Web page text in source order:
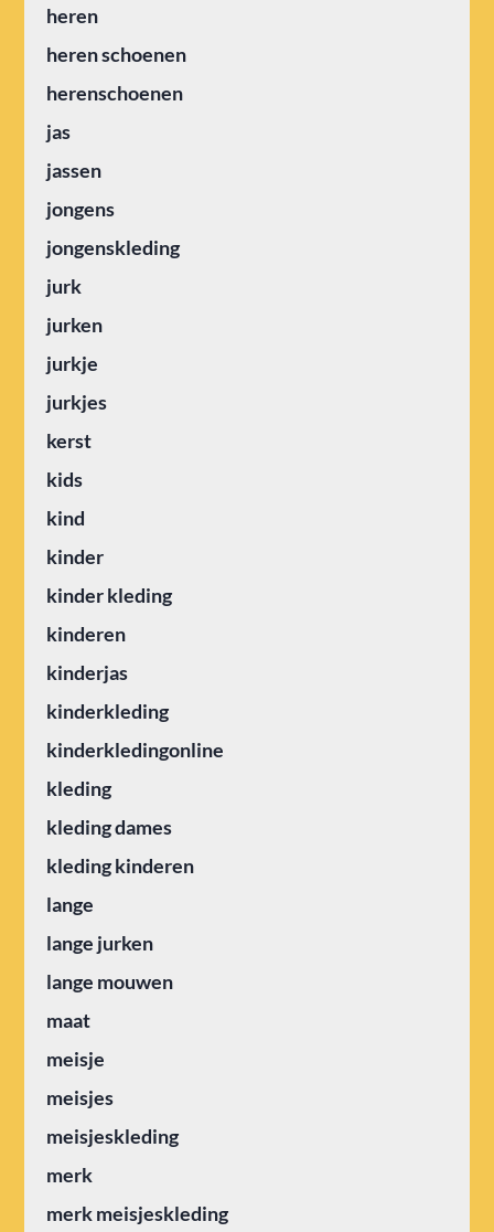
heren
heren schoenen
herenschoenen
jas
jassen
jongens
jongenskleding
jurk
jurken
jurkje
jurkjes
kerst
kids
kind
kinder
kinder kleding
kinderen
kinderjas
kinderkleding
kinderkledingonline
kleding
kleding dames
kleding kinderen
lange
lange jurken
lange mouwen
maat
meisje
meisjes
meisjeskleding
merk
merk meisjeskleding